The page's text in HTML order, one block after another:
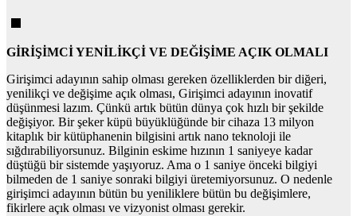
GİRİŞİMCİ YENİLİKÇİ VE DEĞİŞİME AÇIK OLMALI
Girişimci adayının sahip olması gereken özelliklerden bir diğeri,
yenilikçi ve değişime açık olması, Girişimci adayının inovatif
düşünmesi lazım. Çünkü artık bütün dünya çok hızlı bir şekilde
değişiyor. Bir şeker küpü büyüklüğünde bir cihaza 13 milyon
kitaplık bir kütüphanenin bilgisini artık nano teknoloji ile
sığdırabiliyorsunuz. Bilginin eskime hızının 1 saniyeye kadar
düştüğü bir sistemde yaşıyoruz. Ama o 1 saniye önceki bilgiyi
bilmeden de 1 saniye sonraki bilgiyi üretemiyorsunuz. O nedenle
girişimci adayının bütün bu yeniliklere bütün bu değişimlere,
fikirlere açık olması ve vizyonist olması gerekir.